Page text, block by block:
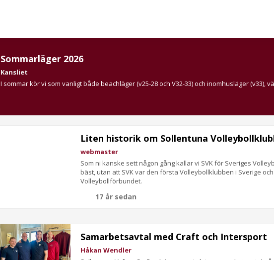
Sommarläger 2026
Kansliet
I sommar kör vi som vanligt både beachläger (v25-28 och V32-33) och inomhusläger (v33),
Liten historik om Sollentuna
webmaster
Som ni kanske sett någon gång kallar vi SVK för Sveriges
bäst, utan att SVK var den första Volleybollklubben i Sverige
Volleybollförbundet.
17 år sedan
Samarbetsavtal med Craft och Intersport
Håkan Wendler